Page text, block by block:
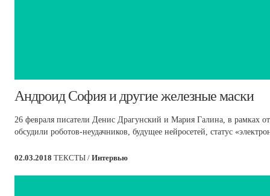
​Андроид София и другие железные маски
26 февраля писатели Денис Драгунский и Мария Галина, в рамках
обсудили роботов-неудачников, будущее нейросетей, статус
02.03.2018 ТЕКСТЫ / Интервью